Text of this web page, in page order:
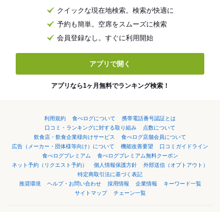
クイックな現在地検索。検索が快適に
予約も簡単。空席をスムーズに検索
会員登録なし。すぐに利用開始
アプリで開く
アプリなら1ヶ月無料でランキング検索！
利用規約 食べログについて
携帯電話番号認証とは
口コミ・ランキングに対する取り組み
点数について
飲食店・飲食企業様向けサービス
食べログ店舗会員について
広告（メーカー・団体様等向け）について
機能改善要望
口コミガイドライン
食べログプレミアム
食べログプレミアム無料クーポン
ネット予約（リクエスト予約）
個人情報保護方針
外部送信（オプトアウト）
特定商取引法に基づく表記
推奨環境
ヘルプ・お問い合わせ 採用情報 企業情報
キーワード一覧
サイトマップ
チェーン一覧